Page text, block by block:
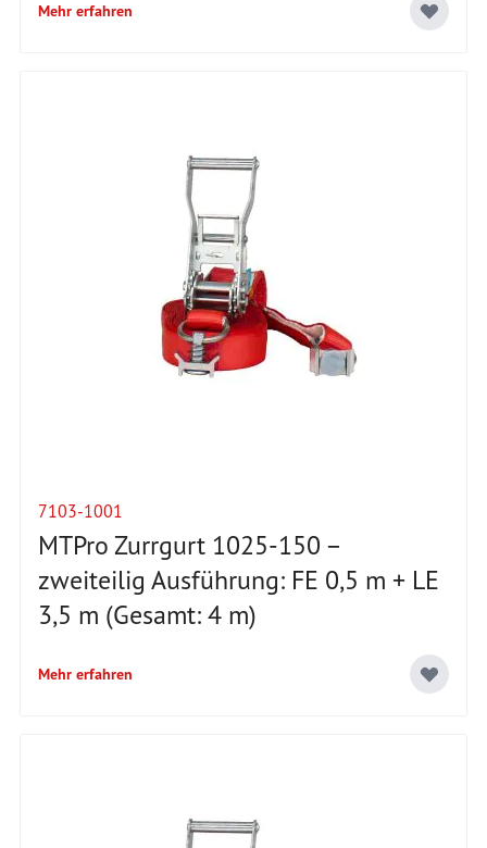
Mehr erfahren
7103-1001
MTPro Zurrgurt 1025-150 –
zweiteilig Ausführung: FE 0,5 m + LE
3,5 m (Gesamt: 4 m)
Mehr erfahren